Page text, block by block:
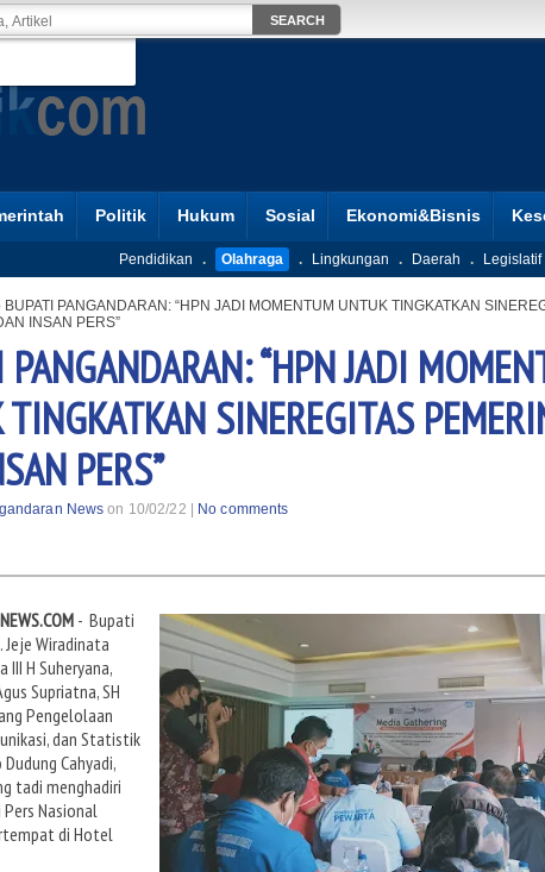
Politik Hukum Sosial Ekonomi&Bisnis
Pendidikan . Olahraga . Lingkungan . Daerah . Legislatif
BUPATI PANGANDARAN: “HPN JADI MOMENTUM UNTUK TINGKATKAN
INSAN PERS”
PANGANDARAN: “HPN JADI
SINEREGITAS
PERS”
News on 10/02/22 | No comments
- Bupati
Jeje Wiradinata
III H Suheryana,
Supriatna, SH
Pengelolaan
dan Statistik
Cahyadi,
tadi menghadiri
Nasional
di Hotel